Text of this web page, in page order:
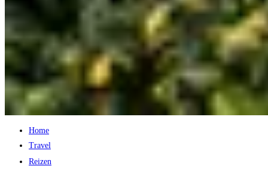
Home
Travel
Reizen